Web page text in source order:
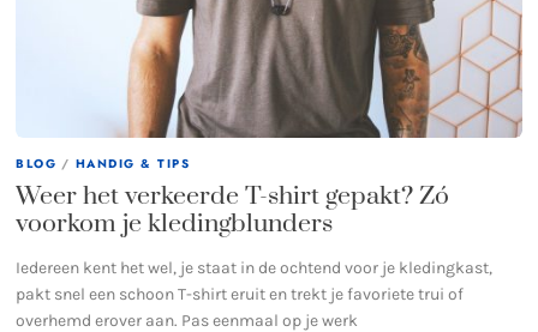
BLOG / HANDIG & TIPS
Weer het verkeerde T-shirt gepakt? Zó
voorkom je kledingblunders
Iedereen kent het wel, je staat in de ochtend voor je kledingkast,
pakt snel een schoon T-shirt eruit en trekt je favoriete trui of
overhemd erover aan. Pas eenmaal op je werk